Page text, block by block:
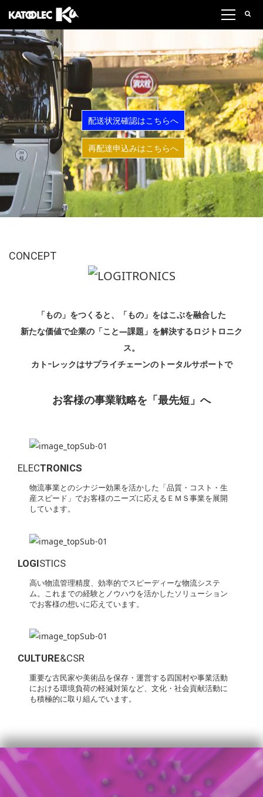
配送状況確認はこちらへ
再配達申込みはこちらへ
CONCEPT
「もの」をつくると、「もの」をはこぶを融合した
新たな価値で企業の「こと―課題」を解決するロジトロニク
ス。
カトｰレックはサプライチェーンのトータルサポートで
お客様の事業戦略を「最先短」へ
ELECTRONICS
物流事業とのシナジー効果を活かした「品質・コスト・生
産スピード」でお客様のニーズに応えるＥＭＳ事業を展開
しています。
LOGISTICS
高い物流管理精度、効率的でスピーディーな物流システ
ム。これまでの経験とノウハウを活かしたソリューション
でお客様の想いに応えています。
CULTURE&CSR
重要な古民家や美術品を保存・運営する四国村や事業活動
における環境負荷の軽減対策など、文化・社会貢献活動に
も積極的に取り組んでいます。